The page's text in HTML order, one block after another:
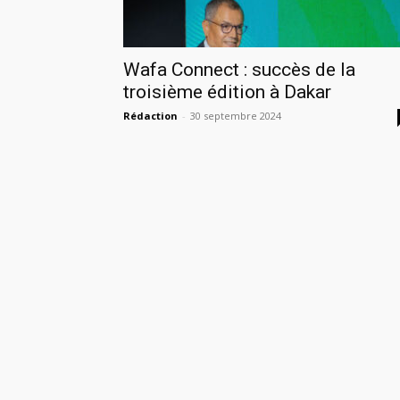
Wafa Connect : succès de la
troisième édition à Dakar
Rédaction - 30 septembre 2024